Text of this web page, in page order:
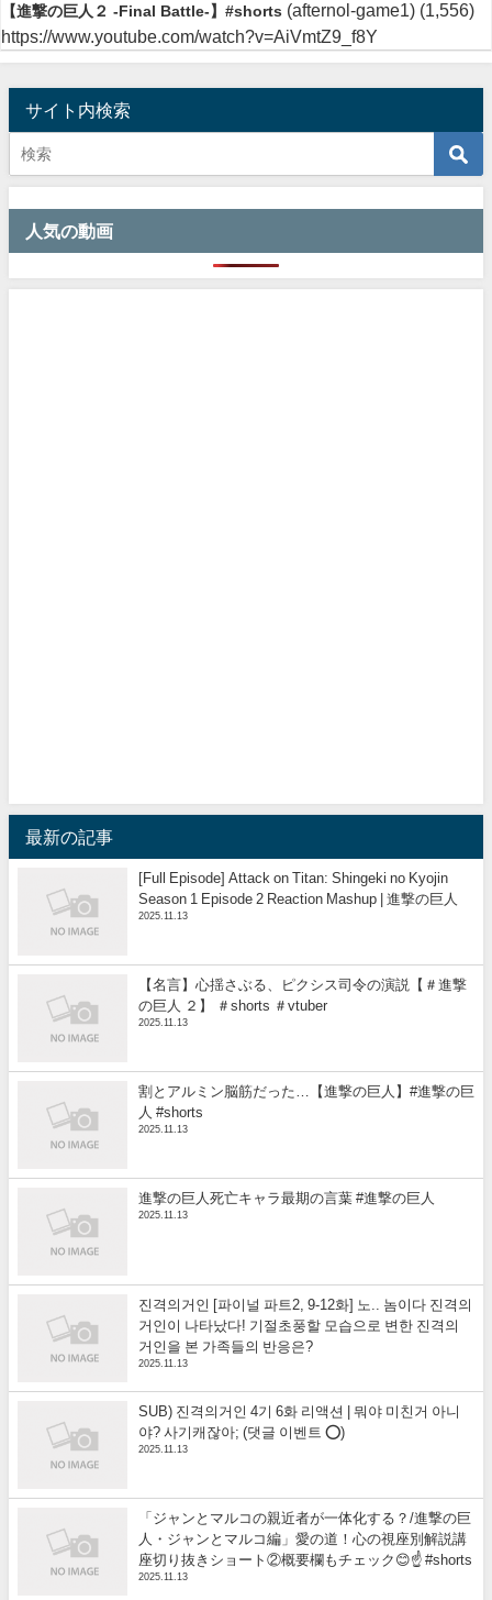
【進撃の巨人２ -Final Battle-】#shorts (afternol-game1) (1,556)
https://www.youtube.com/watch?v=AiVmtZ9_f8Y
サイト内検索
人気の動画
最新の記事
[Full Episode] Attack on Titan: Shingeki no Kyojin
Season 1 Episode 2 Reaction Mashup | 進撃の巨人
2025.11.13
【名言】心揺さぶる、ピクシス司令の演説【＃進撃
の巨人 ２】 ＃shorts ＃vtuber
2025.11.13
割とアルミン脳筋だった…【進撃の巨人】#進撃の巨
人 #shorts
2025.11.13
進撃の巨人死亡キャラ最期の言葉 #進撃の巨人
2025.11.13
진격의거인 [파이널 파트2, 9-12화] 노.. 놈이다 진격의
거인이 나타났다! 기절초풍할 모습으로 변한 진격의
거인을 본 가족들의 반응은?
2025.11.13
SUB) 진격의거인 4기 6화 리액션 | 뭐야 미친거 아니
야? 사기캐잖아; (댓글 이벤트 ⭕)
2025.11.13
「ジャンとマルコの親近者が一体化する？/進撃の巨
人・ジャンとマルコ編」愛の道！心の視座別解説講
座切り抜きショート②概要欄もチェック😊☝️ #shorts
2025.11.13